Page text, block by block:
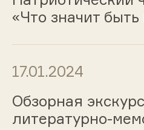
«Что значит
17.01.2024
Обзорная
литературно-